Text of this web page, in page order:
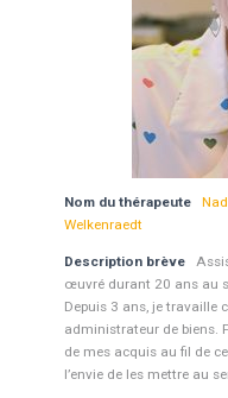
Nom du thérapeute
Welkenraedt
Description brève
œuvré durant 20 ans au
Depuis 3 ans, je travaille
administrateur de biens.
de mes acquis au fil de
l’envie de les mettre au